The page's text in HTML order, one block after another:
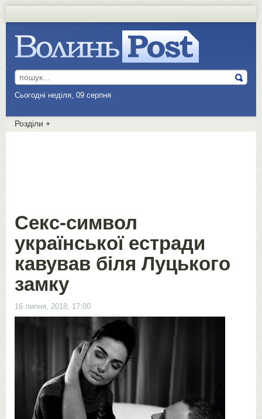
Сьогодні неділя, 09 серпня
Розділи +
Секс-символ
української естради
кавував біля Луцького
замку
16 липня, 2018, 17:00